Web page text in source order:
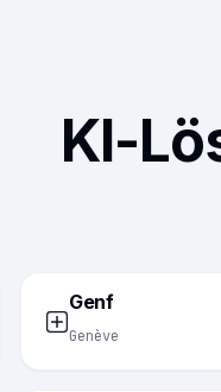
KI-
Genf
Genève